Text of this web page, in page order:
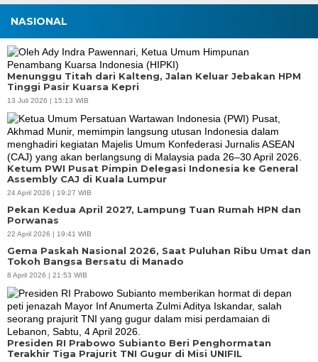
NASIONAL
Menunggu Titah dari Kalteng, Jalan Keluar Jebakan HPM
Tinggi Pasir Kuarsa Kepri
13 Juli 2026 | 15:13 WIB
Ketum PWI Pusat Pimpin Delegasi Indonesia ke General
Assembly CAJ di Kuala Lumpur
24 April 2026 | 19:27 WIB
Pekan Kedua April 2027, Lampung Tuan Rumah HPN dan
Porwanas
22 April 2026 | 19:41 WIB
Gema Paskah Nasional 2026, Saat Puluhan Ribu Umat dan
Tokoh Bangsa Bersatu di Manado
8 April 2026 | 21:53 WIB
Presiden RI Prabowo Subianto Beri Penghormatan
Terakhir Tiga Prajurit TNI Gugur di Misi UNIFIL